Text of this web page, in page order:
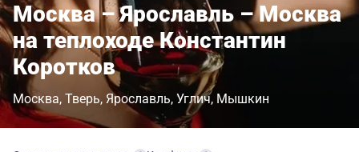
Москва – Ярославль – Москва
на теплоходе Константин
Коротков
Москва Тверь Ярославль Углич Мышкин